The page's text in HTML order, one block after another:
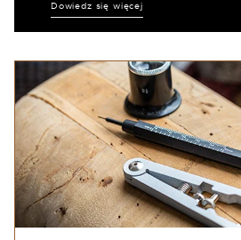
Dowiedz się więcej